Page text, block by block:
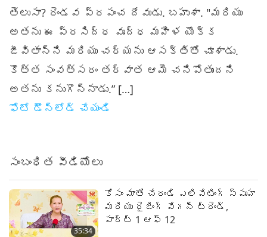
తెలుసా? రెండవ ప్రపంచ దేవుడు. బహుశా. "మరియు
అతను ఈ ప్రసిద్ధ వృద్ధ మహిళ యొక్క
జీవితాన్ని మరియు చర్యను ఆసక్తితో చూశాడు.
కొత్త సంవత్సరం తర్వాత ఆమె చనిపోతుందని
అతను కనుగొన్నాడు.” […]
ఫోటో డౌన్లోడ్ చేయండి
సంబంధిత వీడియోలు
35:34
కోసం మాతో చేరండి ఎలివేటింగ్ స్పృహ
మరియు రైజింగ్ వేగన్ ట్రెండ్,
పార్ట్ 1 ఆఫ్ 12